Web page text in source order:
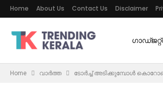
Home About Us Contact Us Disclaimer
Home വാർത്ത ടോർച്ച് അടിക്കുമ്പോൾ